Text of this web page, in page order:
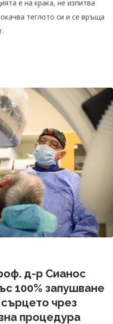
е на крака, не изпитва
теглото си и се връща
д-р Сианос
100% запушване
чрез
процедура